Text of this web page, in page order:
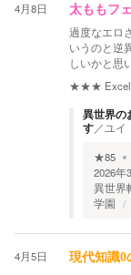
4月8日 太ももフ
過度なエロ
いうのと逆
しいかと思
★★★
異世界の
す／ ユイ
★85
2026年
異世界
学園
4月5日 現代知識0